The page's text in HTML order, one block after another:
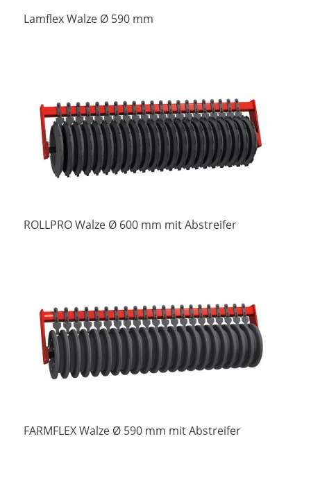
Lamflex Walze Ø 590 mm
ROLLPRO Walze Ø 600 mm mit Abstreifer
FARMFLEX Walze Ø 590 mm mit Abstreifer